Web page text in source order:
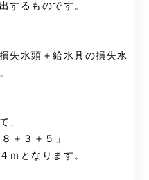
するものです。
失水頭＋給水具の損失水
、
＋３＋５」
ｍとなります。